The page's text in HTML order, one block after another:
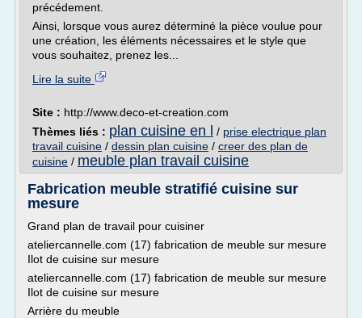
précédement.
Ainsi, lorsque vous aurez déterminé la pièce voulue pour
une création, les éléments nécessaires et le style que
vous souhaitez, prenez les...
Lire la suite
Site : http://www.deco-et-creation.com
Thèmes liés : plan cuisine en l / prise electrique plan
travail cuisine / dessin plan cuisine / creer des plan de
cuisine / meuble plan travail cuisine
Fabrication meuble stratifié cuisine sur
mesure
Grand plan de travail pour cuisiner
ateliercannelle.com (17) fabrication de meuble sur mesure
Ilot de cuisine sur mesure
ateliercannelle.com (17) fabrication de meuble sur mesure
Ilot de cuisine sur mesure
Arrière du meuble